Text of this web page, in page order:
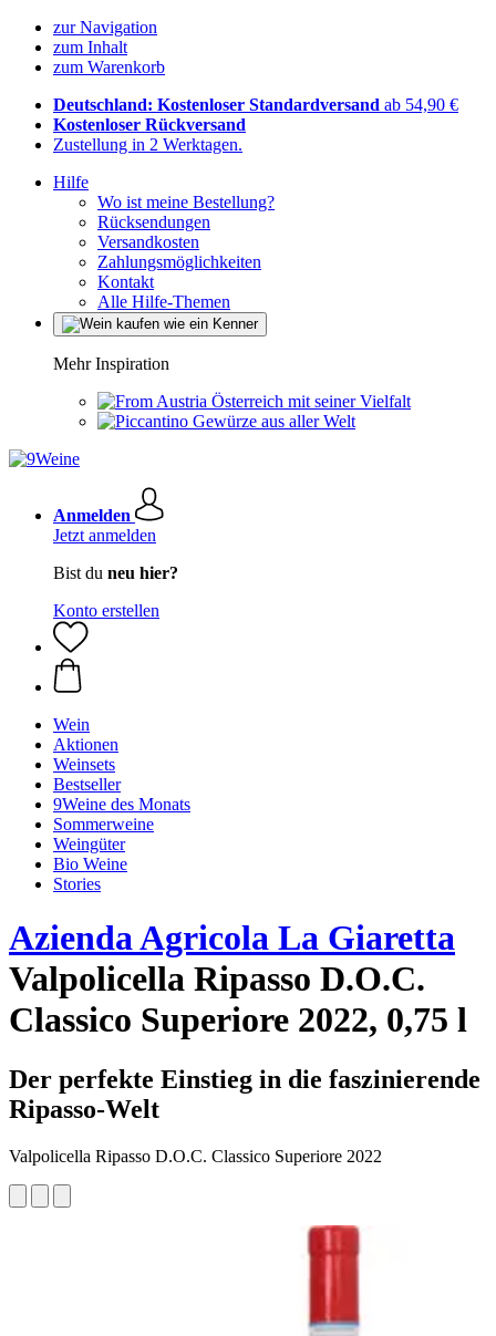
zur Navigation
zum Inhalt
zum Warenkorb
Deutschland: Kostenloser Standardversand ab 54,90 €
Kostenloser Rückversand
Zustellung in 2 Werktagen.
Hilfe
Wo ist meine Bestellung?
Rücksendungen
Versandkosten
Zahlungsmöglichkeiten
Kontakt
Alle Hilfe-Themen
Mehr Inspiration
Österreich mit seiner Vielfalt
Gewürze aus aller Welt
Anmelden
Jetzt anmelden
Bist du neu hier?
Konto erstellen
Wein
Aktionen
Weinsets
Bestseller
9Weine des Monats
Sommerweine
Weingüter
Bio Weine
Stories
Azienda Agricola La Giaretta
Valpolicella Ripasso D.O.C.
Classico Superiore 2022, 0,75 l
Der perfekte Einstieg in die faszinierende
Ripasso-Welt
Valpolicella Ripasso D.O.C. Classico Superiore 2022